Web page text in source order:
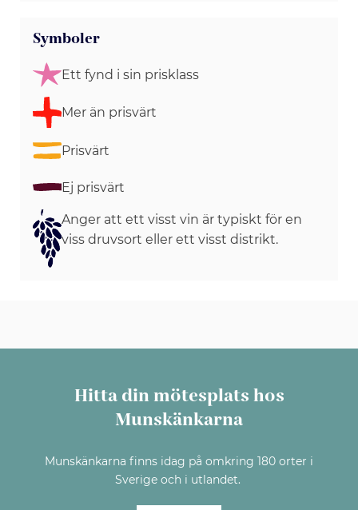
Symboler
Ett fynd i sin prisklass
Mer än prisvärt
Prisvärt
Ej prisvärt
Anger att ett visst vin är typiskt för en
viss druvsort eller ett visst distrikt.
Hitta din mötesplats hos
Munskänkarna
Munskänkarna finns idag på omkring 180 orter i
Sverige och i utlandet.